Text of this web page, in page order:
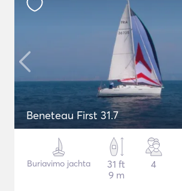
Beneteau First 31.7
Buriavimo jachta
31 ft
9 m
4